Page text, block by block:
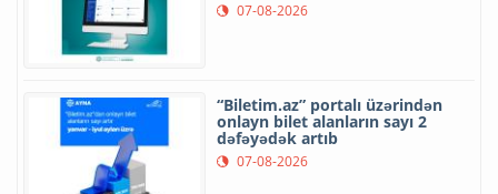
07-08-2026
“Biletim.az” portalı üzərindən
onlayn bilet alanların sayı 2
dəfəyədək artıb
07-08-2026